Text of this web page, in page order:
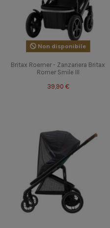
Non disponibile
Britax Roemer - Zanzariera Britax
Romer Smile III
39,90 €